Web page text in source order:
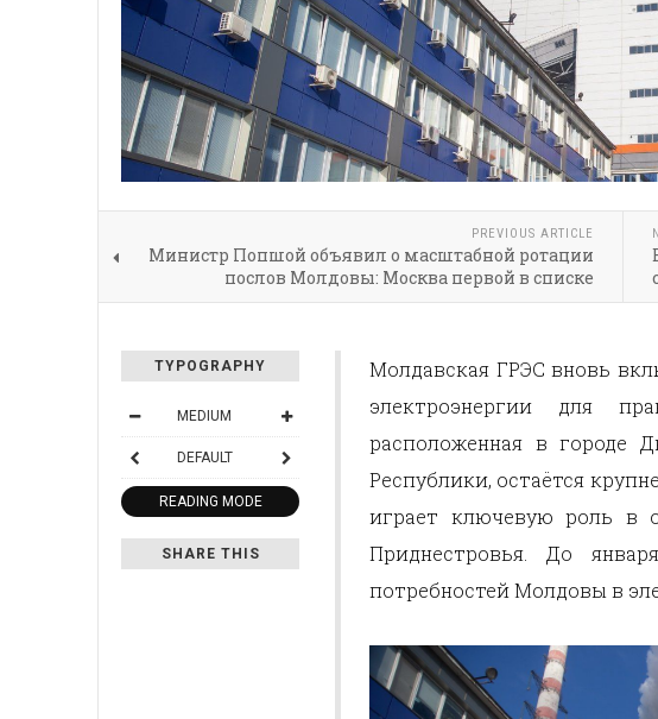
PREVIOUS ARTICLE
Министр Попшой объявил о масштабной ротации
послов Молдовы: Москва первой в списке
TYPOGRAPHY
MEDIUM
DEFAULT
READING MODE
SHARE THIS
Молдавская ГРЭС вновь
электроэнергии для
расположенная в городе
Республики, остаётся
играет ключевую роль в
Приднестровья. До
потребностей Молдовы в